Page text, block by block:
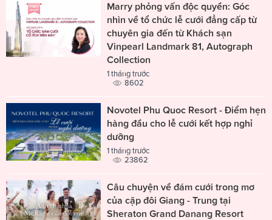
Marry phỏng vấn độc quyền: Góc
nhìn về tổ chức lễ cưới đẳng cấp từ
chuyên gia đến từ Khách sạn
Vinpearl Landmark 81, Autograph
Collection
1 tháng trước
8602
Novotel Phu Quoc Resort - Điểm hẹn
hàng đầu cho lễ cưới kết hợp nghỉ
dưỡng
1 tháng trước
23862
Câu chuyện về đám cưới trong mơ
của cặp đôi Giang - Trung tại
Sheraton Grand Danang Resort